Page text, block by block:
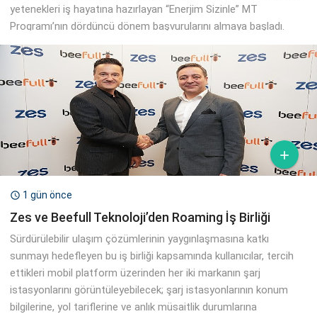
yetenekleri iş hayatına hazırlayan “Enerjim Sizinle” MT
Programı’nın dördüncü dönem başvurularını almaya başladı.

 1 gün önce
Zes ve Beefull Teknoloji’den Roaming İş Birliği
Sürdürülebilir ulaşım çözümlerinin yaygınlaşmasına katkı
sunmayı hedefleyen bu iş birliği kapsamında kullanıcılar, tercih
ettikleri mobil platform üzerinden her iki markanın şarj
istasyonlarını görüntüleyebilecek; şarj istasyonlarının konum
bilgilerine, yol tariflerine ve anlık müsaitlik durumlarına